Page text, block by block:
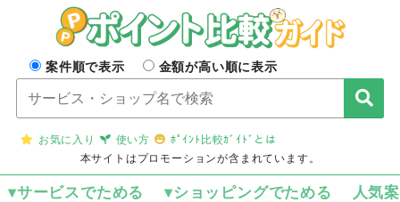
案件順で表示 金額が高い順に表示
お気に入り 使い方
ﾎﾟｲﾝﾄ比較ｶﾞｲﾄﾞとは
本サイトはプロモーションが含まれています。
▾サービスでためる ▾ショッピングでためる 人気